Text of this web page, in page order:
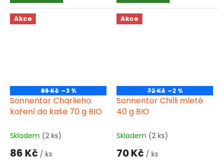
Akce
89 Kč –3 %
Sonnentor Charlieho
koření do kaše 70 g BIO
Skladem (2 ks)
86 Kč / ks
Akce
72 Kč –2 %
Sonnentor Chilli mleté
40 g BIO
Skladem (2 ks)
70 Kč / ks